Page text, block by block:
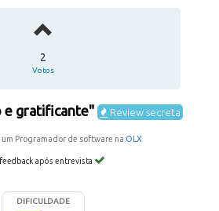
2
Votos
e gratificante" Review secreta
um Programador de software na OLX
após entrevista
DIFICULDADE